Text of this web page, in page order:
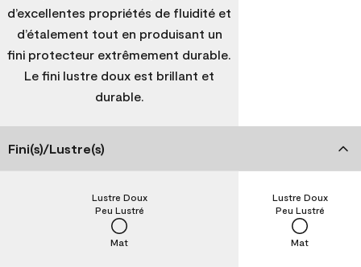
d’excellentes propriétés de fluidité et
d’étalement tout en produisant un
fini protecteur extrêmement durable.
Le fini lustre doux est brillant et
durable.
Fini(s)/Lustre(s)
Mat
Peu Lustré
Lustre Doux
Mat
Peu Lustré
Lustre Doux